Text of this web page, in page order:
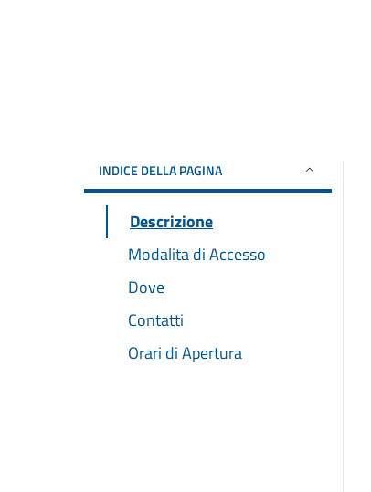
INDICE DELLA PAGINA
Descrizione
Modalita di Accesso
Dove
Contatti
Orari di Apertura